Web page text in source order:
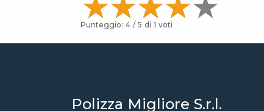
Punteggio: 4 / 5 di 1 voti
Polizza Migliore S.r.l.